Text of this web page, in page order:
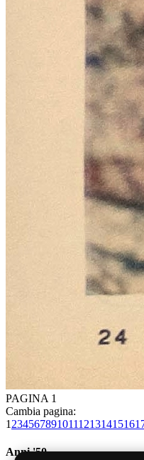
PAGINA 1
Cambia pagina:
1 2345678910111213141516
Anni '50